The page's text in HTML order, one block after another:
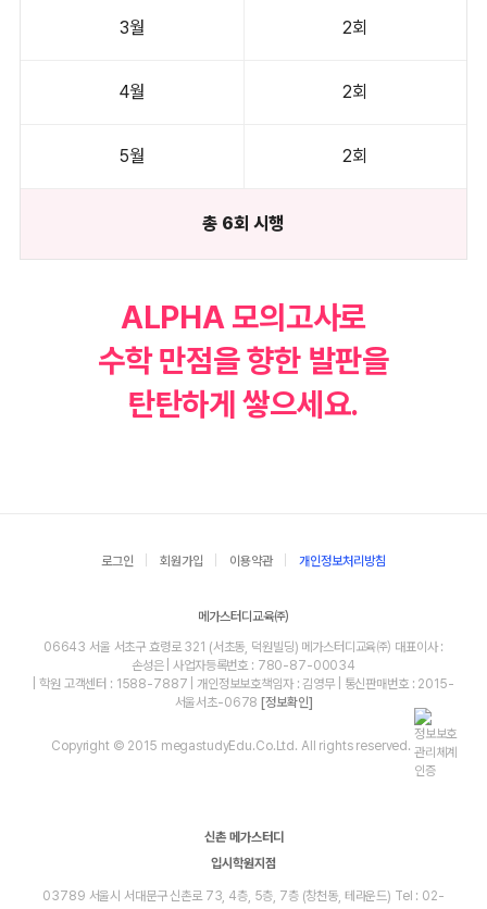
3월 2회
4월 2회
5월 2회
총 6회 시행
ALPHA 모의고사로
수학 만점을 향한 발판을
탄탄하게 쌓으세요.
로그인 회원가입 이용약관 개인정보처리방침
메가스터디교육㈜
06643 서울 서초구 효령로 321 (서초동, 덕원빌딩) 메가스터디교육㈜ 대표이사 :
손성은 | 사업자등록번호 : 780-87-00034
| 학원 고객센터 : 1588-7887 | 개인정보보호책임자 : 김영무 | 통신판매번호 : 2015-
서울서초-0678[정보확인]
Copyright © 2015 megastudyEdu.Co.Ltd. All rights reserved.
신촌 메가스터디
입시학원지점
03789 서울시 서대문구 신촌로 73, 4층, 5층, 7층 (창천동, 테라운드) Tel : 02-